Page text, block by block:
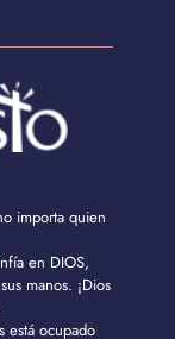
importa quien
en DIOS,
manos. ¡Dios
ocupado